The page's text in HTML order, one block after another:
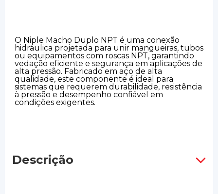
O Niple Macho Duplo NPT é uma conexão
hidráulica projetada para unir mangueiras, tubos
ou equipamentos com roscas NPT, garantindo
vedação eficiente e segurança em aplicações de
alta pressão. Fabricado em aço de alta
qualidade, este componente é ideal para
sistemas que requerem durabilidade, resistência
à pressão e desempenho confiável em
condições exigentes.
Descrição